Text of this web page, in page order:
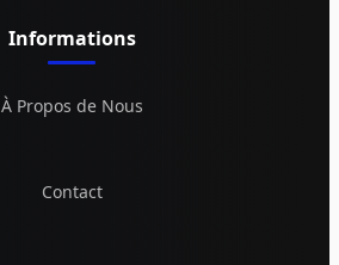
Informations
À Propos de Nous
Contact